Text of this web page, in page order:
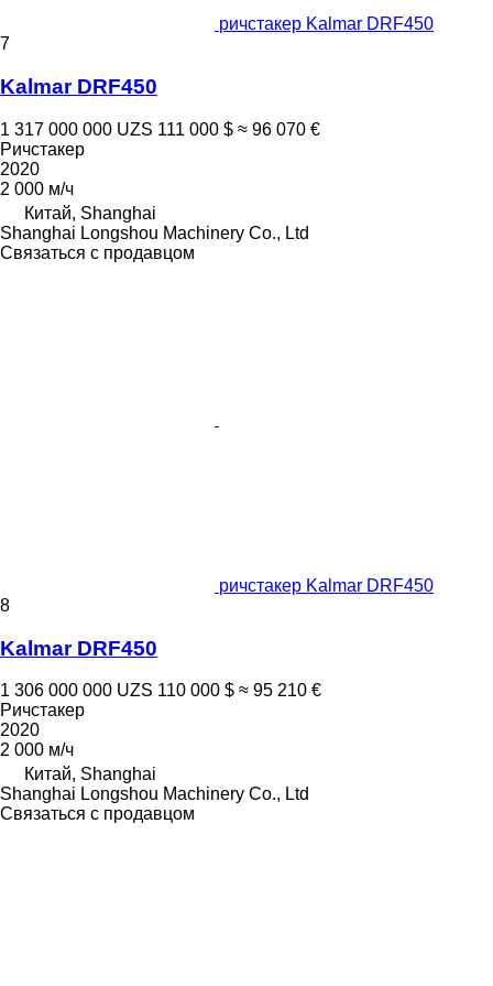
ричстакер Kalmar DRF450
7
Kalmar DRF450
1 317 000 000 UZS 111 000 $ ≈ 96 070 €
Ричстакер
2020
2 000 м/ч
Китай, Shanghai
Shanghai Longshou Machinery Co., Ltd
Связаться с продавцом
ричстакер Kalmar DRF450
8
Kalmar DRF450
1 306 000 000 UZS 110 000 $ ≈ 95 210 €
Ричстакер
2020
2 000 м/ч
Китай, Shanghai
Shanghai Longshou Machinery Co., Ltd
Связаться с продавцом